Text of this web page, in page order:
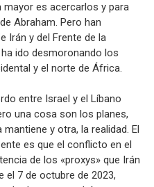
mayor es acercarlos y para
Abraham. Pero han
Irán y del Frente de la
ido desmoronando los
y el norte de África.
entre Israel y el Líbano
una cosa son los planes,
y otra, la realidad. El
es que el conflicto en el
de los «proxys» que Irán
el 7 de octubre de 2023,